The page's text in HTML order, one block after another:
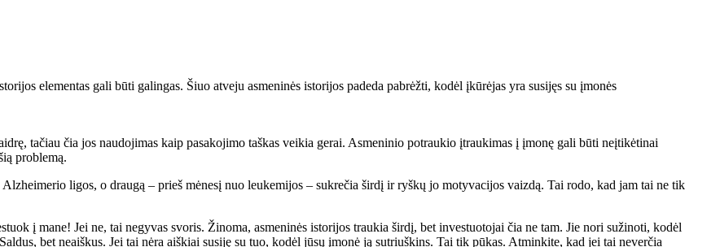
elementas gali būti galingas. Šiuo atveju asmeninės istorijos padeda pabrėžti, kodėl įkūrėjas yra susijęs su įmonės
tačiau čia jos naudojimas kaip pasakojimo taškas veikia gerai. Asmeninio potraukio įtraukimas į įmonę gali būti neįtikėtinai
problemą.
ligos, o draugą – prieš mėnesį nuo leukemijos – sukrečia širdį ir ryškų jo motyvacijos vaizdą. Tai rodo, kad jam tai ne tik
į mane! Jei ne, tai negyvas svoris. Žinoma, asmeninės istorijos traukia širdį, bet investuotojai čia ne tam. Jie nori sužinoti, kodėl
bet neaiškus. Jei tai nėra aiškiai susiję su tuo, kodėl jūsų įmonė ją sutriuškins. Tai tik pūkas. Atminkite, kad jei tai neverčia